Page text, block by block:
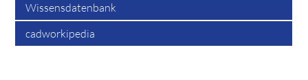
Wissensdatenbank
cadworkipedia